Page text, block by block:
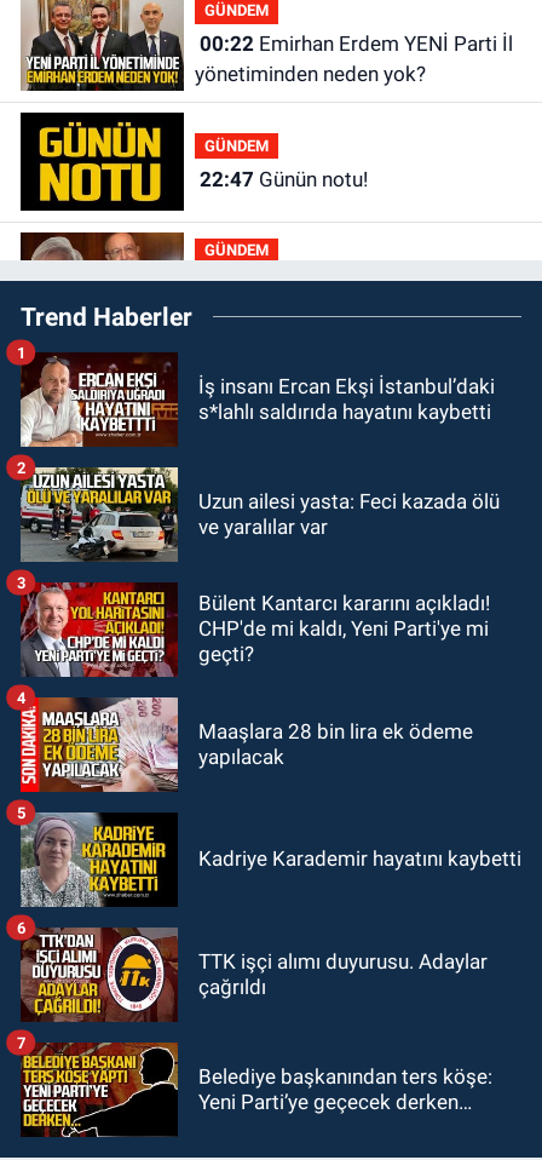
GÜNDEM
00:22Emirhan Erdem YENİ Parti İl
yönetiminden neden yok?
GÜNDEM
22:47 Günün notu!
GÜNDEM
22:01Gülden Tanyeri hayatını
kaybetti
21:22Savaş Çiloğlu ve yönetimi
Başkan Köksal Tunçtürk’ü kutladı
21:05Öğretmenlere Milli Eğitim
GÜNDEM
19:34Zonguldakspor Bolu'da 3
hazırlık maçı oynayacak... İşte
Trend Haberler
İş insanı Ercan Ekşi İstanbul’daki
s*lahlı saldırıda hayatını kaybetti
1
Uzun ailesi yasta: Feci kazada ölü
ve yaralılar var
2
Bülent Kantarcı kararını açıkladı!
CHP'de mi kaldı, Yeni Parti'ye mi
geçti?
3
Maaşlara 28 bin lira ek ödeme
yapılacak
4
Kadriye Karademir hayatını kaybetti
5
TTK işçi alımı duyurusu. Adaylar
çağrıldı
6
Belediye başkanından ters köşe:
Yeni Parti’ye geçecek derken…
7